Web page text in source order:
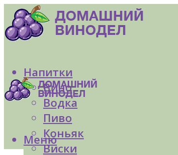
Напитки
Вино
Водка
Пиво
Коньяк
Виски
Меню